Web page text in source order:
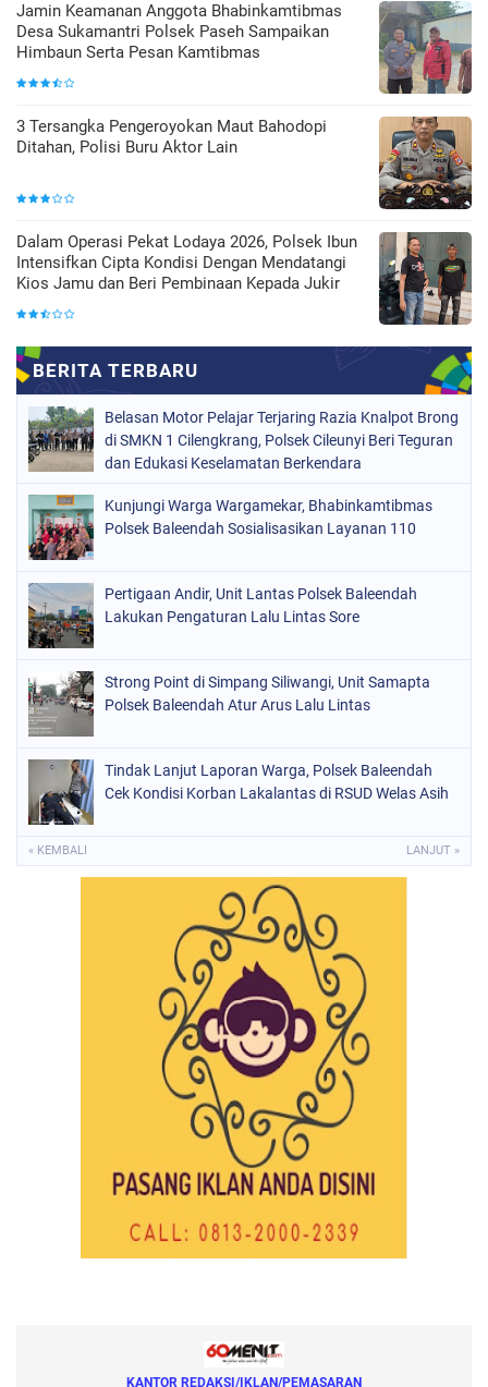
Jamin Keamanan Anggota Bhabinkamtibmas
Desa Sukamantri Polsek Paseh Sampaikan
Himbaun Serta Pesan Kamtibmas
3 Tersangka Pengeroyokan Maut Bahodopi
Ditahan, Polisi Buru Aktor Lain
Dalam Operasi Pekat Lodaya 2026, Polsek Ibun
Intensifkan Cipta Kondisi Dengan Mendatangi
Kios Jamu dan Beri Pembinaan Kepada Jukir
Belasan Motor Pelajar Terjaring Razia Knalpot Brong
di SMKN 1 Cilengkrang, Polsek Cileunyi Beri Teguran
dan Edukasi Keselamatan Berkendara
Kunjungi Warga Wargamekar, Bhabinkamtibmas
Polsek Baleendah Sosialisasikan Layanan 110
Pertigaan Andir, Unit Lantas Polsek Baleendah
Lakukan Pengaturan Lalu Lintas Sore
Strong Point di Simpang Siliwangi, Unit Samapta
Polsek Baleendah Atur Arus Lalu Lintas
Tindak Lanjut Laporan Warga, Polsek Baleendah
Cek Kondisi Korban Lakalantas di RSUD Welas Asih
« KEMBALI LANJUT »
KANTOR REDAKSI/IKLAN/PEMASARAN